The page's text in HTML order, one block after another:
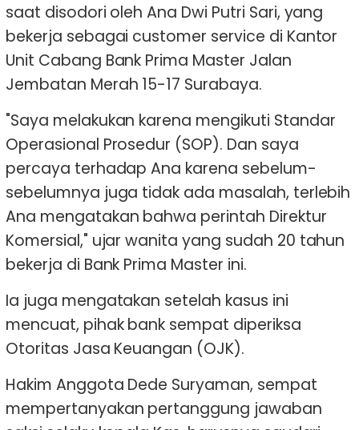
saat disodori oleh Ana Dwi Putri Sari, yang
bekerja sebagai customer service di Kantor
Unit Cabang Bank Prima Master Jalan
Jembatan Merah 15-17 Surabaya.
"Saya melakukan karena mengikuti Standar
Operasional Prosedur (SOP). Dan saya
percaya terhadap Ana karena sebelum-
sebelumnya juga tidak ada masalah, terlebih
Ana mengatakan bahwa perintah Direktur
Komersial," ujar wanita yang sudah 20 tahun
bekerja di Bank Prima Master ini.
Ia juga mengatakan setelah kasus ini
mencuat, pihak bank sempat diperiksa
Otoritas Jasa Keuangan (OJK).
Hakim Anggota Dede Suryaman, sempat
mempertanyakan pertanggung jawaban